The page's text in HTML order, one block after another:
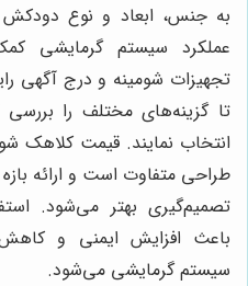
به جنس، ابعاد و نوع دودکش
عملکرد سیستم گرمایشی
تجهیزات شومینه و درج آگهی
تا گزینه‌های مختلف را
انتخاب نمایند. قیمت کلاهک
طراحی متفاوت است و ارائه
تصمیم‌گیری بهتر می‌شود.
باعث افزایش ایمنی و
سیستم گرمایشی می‌شود.